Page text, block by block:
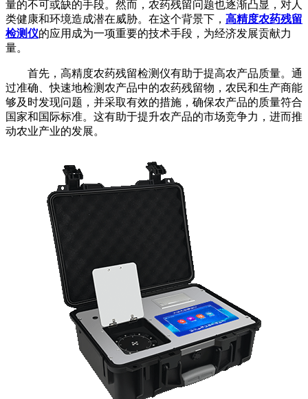
量的不可或缺的手段。然而，农药残留问题也逐渐凸显，对人
类健康和环境造成潜在威胁。在这个背景下， 高精度农药残留
检测仪的应用成为一项重要的技术手段，为经济发展贡献力
量。
首先，高精度农药残留检测仪有助于提高农产品质量。通
过准确、快速地检测农产品中的农药残留物，农民和生产商能
够及时发现问题，并采取有效的措施，确保农产品的质量符合
国家和国际标准。这有助于提升农产品的市场竞争力，进而推
动农业产业的发展。